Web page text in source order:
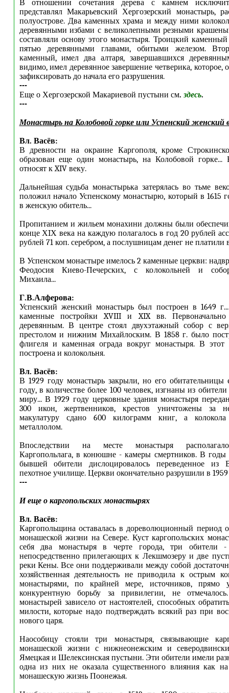
В отношении сочетания дерева с камнем
представлял Макарьевский Хергозерский монастырь,
полуострове. Два каменных храма и между ними
деревянными избами с великолепными резными
составляли основу этого монастыря. Троицкий
пятью деревянными главами, обитыми железом.
каменный, имел два алтаря, завершавшихся
видимо, имел деревянное завершение четверика, которое,
зафиксировать до начала его разрушения.
---
Еще о Хергозерской Макариевой пустыни см.здесь.
---
Монастырь на Колобовой горке или Успенский женский
Вл. Васёв:
В древности на окраине Каргополя, кроме
образован еще один монастырь, на Колобовой горке...
относят к XIV веку.
Дальнейшая судьба монастырька затерялась во тьме
положил начало Успенскому монастырю, который в 1615
в женскую обитель...
Пропитанием и жильем монахини должны были
конце ХIХ века на каждую полагалось в год 20 рублей
рублей 71 коп. серебром, а послушницам денег не платили
В Успенском монастыре имелось 2 каменные церкви:
Феодосия Киево-Печерских, с колокольней и
Михаила...
Г.В.Алферова:
Успенский женский монастырь был построен в 1649
каменные постройки XVIII и XIX вв.
деревянным. В центре стоял двухэтажный собор с
престолом и нижним Михайлоским. В 1858 г. было
флигеля и каменная ограда вокруг монастыря. В
построена и колокольня.
Вл. Васёв:
В 1929 году монастырь закрыли, но его обитательницы
году, в количестве более 100 человек, изгнаны из
миру... В 1929 году церковные здания монастыря
300 икон, жертвенников, крестов уничтожены за
макулатуру сдано 600 килограмм книг, а
металлолом.
Впоследствии на месте монастыря
Каргопольлага, в конюшне - камеры смертников. В
бывшей обители дислоцировалось переведенное из
пехотное училище. Церкви окончательно разрушили в 1959
---
И еще о каргопольских монастырях
Вл. Васёв:
Каргопольщина оставалась в дореволюционный период
монашеской жизни на Севере. Куст каргопольских
себя два монастыря в черте города, три обители -
непосредственно прилегающих к Лекшмозеру и две
реки Кены. Все они поддерживали между собой
хозяйственная деятельность не приводила к острым
монастырями, по крайней мере, источников, прямо
конкурентную борьбу за привилегии, не отмечалось.
монастырей зависело от настоятелей, способных
милости, которые надо подтверждать всякий раз при
нового царя.
Наособицу стояли три монастыря, связывающие
монашеской жизни с нижнеонежским и
Ямецкая и Шелексинская пустыни. Эти обители имели
одна из них не оказала существенного влияния как
монашескую жизнь Поонежья.